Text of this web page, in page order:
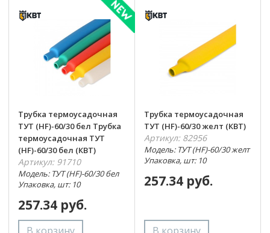
Трубка термоусадочная
ТУТ (HF)-60/30 бел Трубка
термоусадочная ТУТ
(HF)-60/30 бел (КВТ)
Артикул: 91710
Модель: ТУТ (HF)-60/30 бел
Упаковка, шт: 10
257.34 руб.
Трубка термоусадочная
ТУТ (HF)-60/30 желт (КВТ)
Артикул: 82956
Модель: ТУТ (HF)-60/30 желт
Упаковка, шт: 10
257.34 руб.